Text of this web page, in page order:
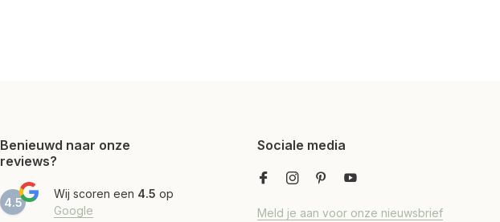
Benieuwd naar onze
reviews?
4.5
Wij scoren een 4.5 op
Google
Sociale media
Meld je aan voor onze nieuwsbrief